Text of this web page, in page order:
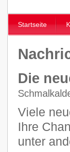
Startseite
Die
Viele
Ihre
unter